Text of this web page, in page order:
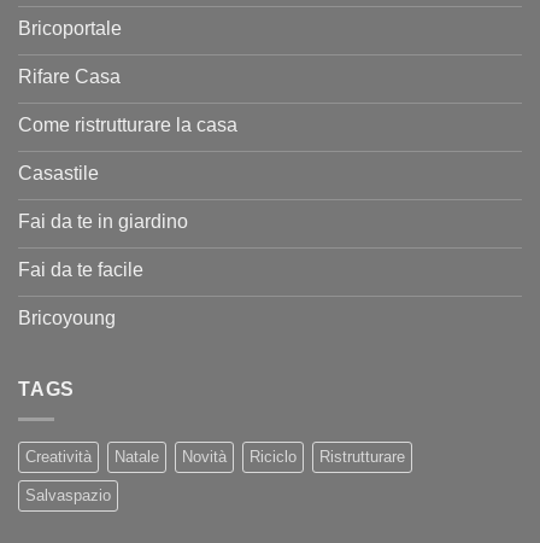
Bricoportale
Rifare Casa
Come ristrutturare la casa
Casastile
Fai da te in giardino
Fai da te facile
Bricoyoung
TAGS
Creatività Natale Novità Riciclo Ristrutturare
Salvaspazio